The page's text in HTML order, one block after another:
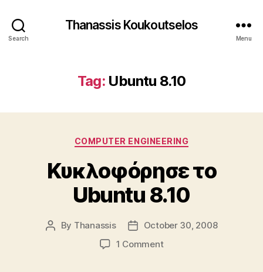
Search
Thanassis Koukoutselos
Menu
Tag: Ubuntu 8.10
Categories
COMPUTER ENGINEERING
Κυκλοφόρησε το
Ubuntu 8.10
Post
By Thanassis
PostOctober 30, 2008
1 Commenton